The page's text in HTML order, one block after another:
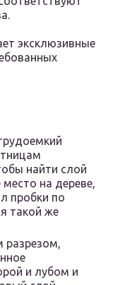
эксклюзивные
найти слой
на дереве,
пробки по
такой же
разрезом,
и лубом и